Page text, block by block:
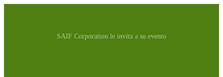
SAIF Corporation le invita a su evento